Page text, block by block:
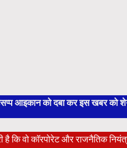
आइकान को दबा कर इस खबर को
है कि वो कॉरपोरेट और राजनैतिक